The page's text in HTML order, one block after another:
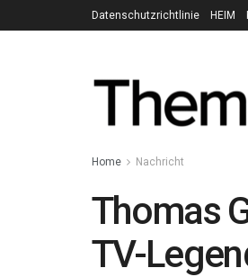
Datenschutzrichtlinie HEIM
Home Nachricht
Thomas
TV-